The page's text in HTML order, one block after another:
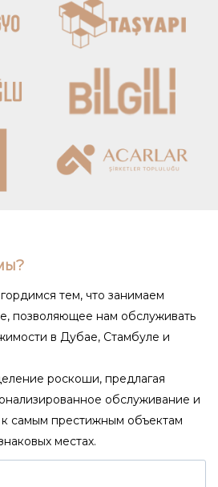
тем, что занимаем
позволяющее нам обслуживать
в Дубае, Стамбуле и
роскоши, предлагая
обслуживание и
самым престижным объектам
местах.